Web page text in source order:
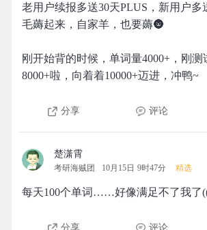
老用户续报多送30天PLUS，新用户多
毛薅起来，自家羊，也要薅🌚
刚开始背的时候，单词量4000+，刚
8000+啦，向着着10000+迈进，冲鸭~
分享 评论
楚潇霄
考研海贼团 10月15日 9时47分 精选
每天100个单词……好像满足不了我了
分享 评论